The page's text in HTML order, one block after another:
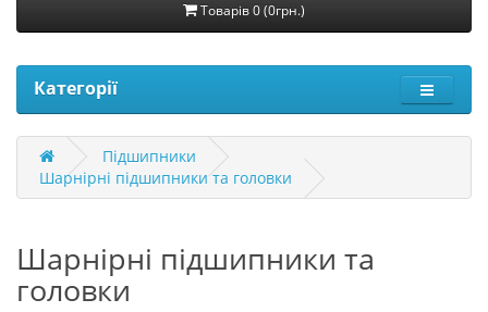
Товарів 0 (0грн.)
Категорії
Підшипники
Шарнірні підшипники та головки
Шарнірні підшипники та
головки